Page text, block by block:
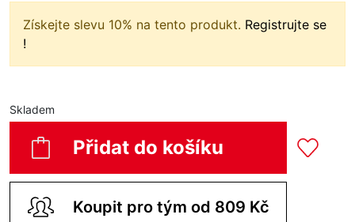
Získejte slevu 10% na tento produkt. Registrujte se
!
Skladem
Přidat do košíku
Koupit pro tým od 809 Kč